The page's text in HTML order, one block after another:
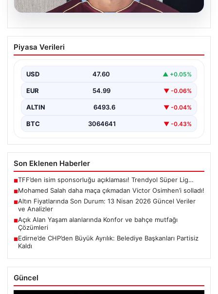
05.08.2026
Mohamed Salah daha maça çıkmadan
Victor Osimhen’i solladı!
Piyasa Verileri
USD 47.60 ▲ +0.05%
EUR 54.99 ▼ -0.06%
ALTIN 6493.6 ▼ -0.04%
BTC 3064641 ▼ -0.43%
Son Eklenen Haberler
■TFF’den isim sponsorluğu açıklaması! Trendyol Süper Lig…
■Mohamed Salah daha maça çıkmadan Victor Osimhen’i solladı!
■Altın Fiyatlarında Son Durum: 13 Nisan 2026 Güncel Veriler
ve Analizler
■Açık Alan Yaşam alanlarında Konfor ve bahçe mutfağı
Çözümleri
■Edirne’de CHP’den Büyük Ayrılık: Belediye Başkanları Partisiz
Kaldı
Güncel